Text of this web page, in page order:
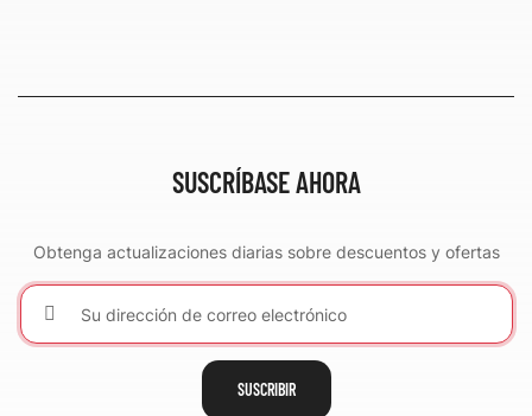
SUSCRÍBASE AHORA
Obtenga actualizaciones diarias sobre descuentos y ofertas
SUSCRIBIR